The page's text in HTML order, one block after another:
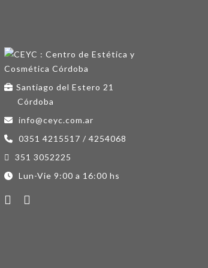
Santiago del Estero 21
Córdoba
info@ceyc.com.ar
0351 4215517 / 4254068
351 3052225
Lun-Vie 9:00 a 16:00 hs